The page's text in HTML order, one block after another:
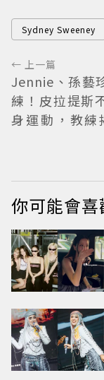
Sydney Sweeney
← 上一篇
Jennie、孫藝
練！皮拉提斯
身運動，教練
你可能會喜